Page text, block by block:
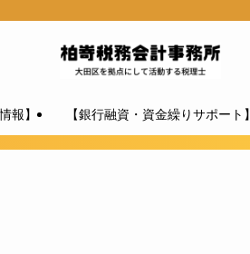
報】 【銀行融資・資金繰りサポート】